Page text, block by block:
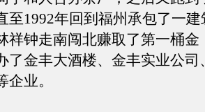
至1992年回到福州承包了一
祥钟走南闯北赚取了第一桶金
了金丰大酒楼、金丰实业公司
业。